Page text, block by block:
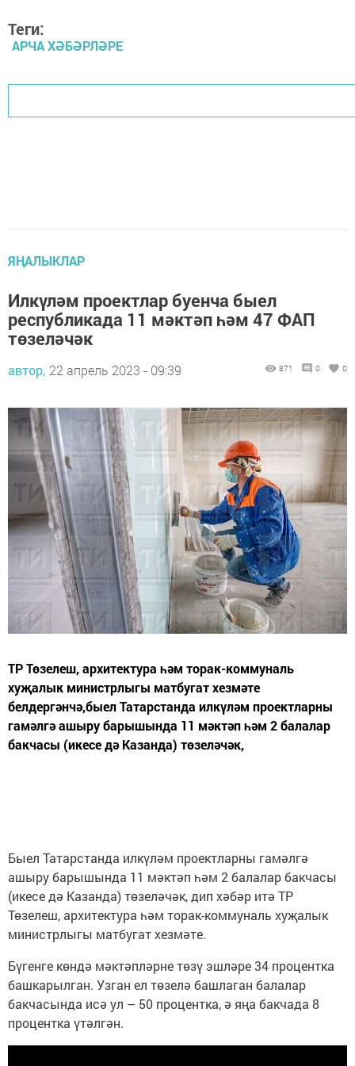
Теги:
АРЧА ХӘБӘРЛӘРЕ
ЯҢАЛЫКЛАР
Илкүләм проектлар буенча быел
республикада 11 мәктәп һәм 47 ФАП
төзеләчәк
автор, 22 апрель 2023 - 09:39 871 0 0
ТР Төзелеш, архитектура һәм торак-коммуналь
хуҗалык министрлыгы матбугат хезмәте
белдергәнчә,быел Татарстанда илкүләм проектларны
гамәлгә ашыру барышында 11 мәктәп һәм 2 балалар
бакчасы (икесе дә Казанда) төзеләчәк,
Быел Татарстанда илкүләм проектларны гамәлгә
ашыру барышында 11 мәктәп һәм 2 балалар бакчасы
(икесе дә Казанда) төзеләчәк, дип хәбәр итә ТР
Төзелеш, архитектура һәм торак-коммуналь хуҗалык
министрлыгы матбугат хезмәте.
Бүгенге көндә мәктәпләрне төзү эшләре 34 процентка
башкарылган. Узган ел төзелә башлаган балалар
бакчасында исә ул – 50 процентка, ә яңа бакчада 8
процентка үтәлгән.